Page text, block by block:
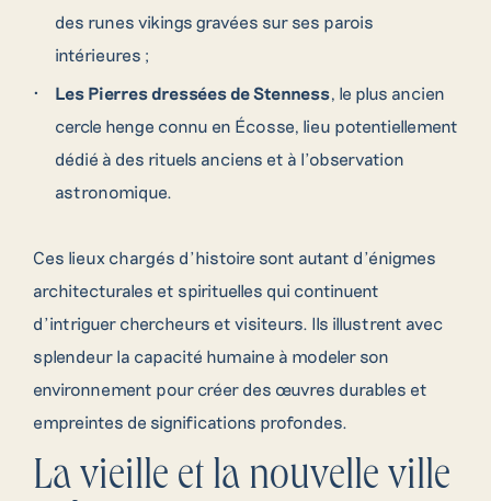
des runes vikings gravées sur ses parois
intérieures ;
Les Pierres dressées de Stenness , le plus ancien
cercle henge connu en Écosse, lieu potentiellement
dédié à des rituels anciens et à l’observation
astronomique.
Ces lieux chargés d’histoire sont autant d’énigmes
architecturales et spirituelles qui continuent
d’intriguer chercheurs et visiteurs. Ils illustrent avec
splendeur la capacité humaine à modeler son
environnement pour créer des œuvres durables et
empreintes de significations profondes.
La vieille et la nouvelle ville